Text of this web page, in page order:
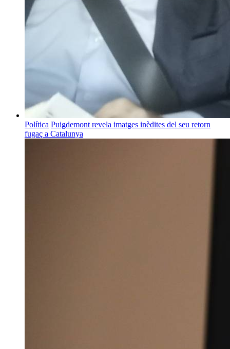
Política Puigdemont revela imatges inèdites del seu retorn
fugaç a Catalunya